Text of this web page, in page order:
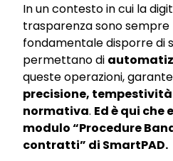
In un contesto in cui la
trasparenza sono sempre
fondamentale disporre di
permettano di
queste operazioni,
precisione,
normativa. Ed è qui che
modulo “Procedure
contratti” di SmartPAD.